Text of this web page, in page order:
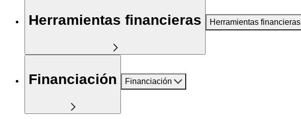
Herramientas financieras Herramientas financieras
Financiación Financiación